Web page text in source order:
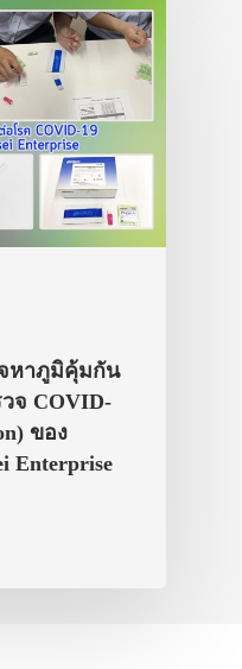
หาภูมิคุ้มกัน
จ COVID-
ของ
Enterprise